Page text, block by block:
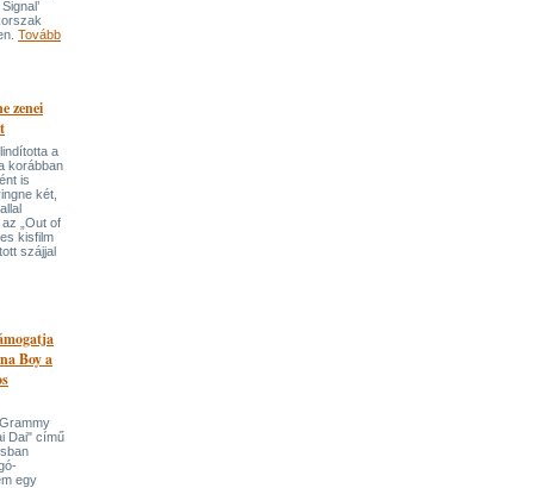
Tovább
zenei
a
korábban
is
két,
„Out of
kisfilm
szájjal
Boy a
Dai" című
egy